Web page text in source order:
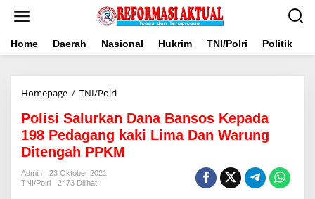
Home Daerah Nasional Hukrim TNI/Polri Politik
Homepage / TNI/PolriPolisi
Dana
Bansos
Kepada
198
Polisi Salurkan Dana Bansos Kepada
198 Pedagang kaki Lima Dan Warung
Ditengah PPKM
Admin
23 Oktober 2021
TNI/Polri
2473 Dilihat